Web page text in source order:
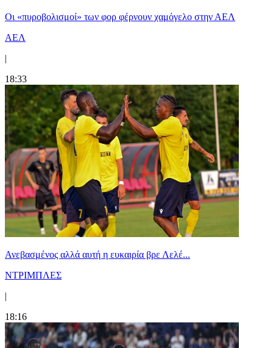
Οι «πυροβολισμοί» των φορ φέρνουν χαμόγελο στην ΑΕΛ
ΑΕΛ
|
18:33
Ανεβασμένος αλλά αυτή η ευκαιρία βρε Λελέ...
ΝΤΡΙΜΠΛΕΣ
|
18:16